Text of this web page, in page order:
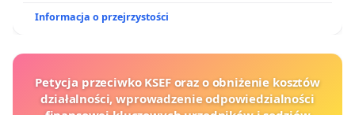
Informacja o przejrzystości
Petycja przeciwko KSEF oraz o obniżenie kosztów
działalności, wprowadzenie odpowiedzialności